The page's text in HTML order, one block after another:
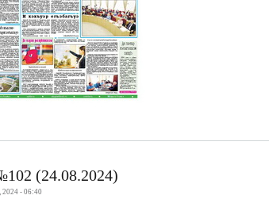
(24.08.2024)
2024 - 06:40